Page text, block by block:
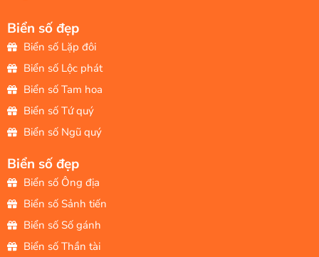
Biển số đẹp
Biển số Lặp đôi
Biển số Lộc phát
Biển số Tam hoa
Biển số Tứ quý
Biển số Ngũ quý
Biển số đẹp
Biển số Ông địa
Biển số Sảnh tiến
Biển số Số gánh
Biển số Thần tài